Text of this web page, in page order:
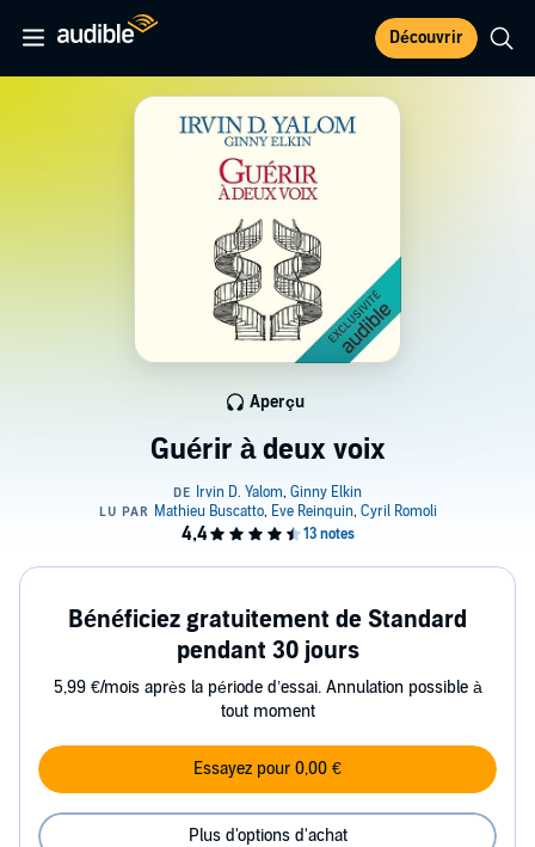
Découvrir
Guérir à deux voix
Aperçu
Bénéficiez gratuitement de Standard
pendant 30 jours
5,99 €/mois après la période d’essai. Annulation possible à
tout moment
Essayez pour 0,00 €
Plus d'options d'achat